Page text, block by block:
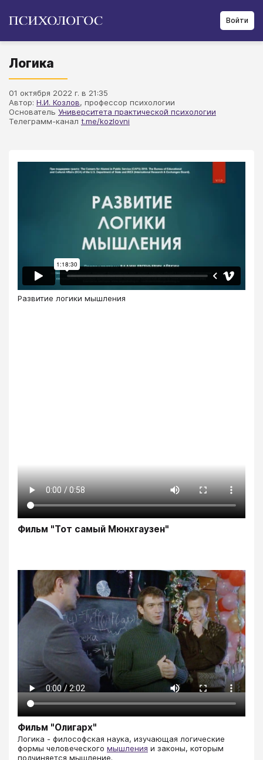
Войти
Логика
01 октября 2022 г. в 21:35
Автор: Н.И. Козлов, профессор психологии
Основатель Университета практической психологии
Телеграмм-канал t.me/kozlovni
Развитие логики мышления
Фильм "Тот самый Мюнхгаузен"
Фильм "Олигарх"
Логика - философская наука, изучающая логические
формы человеческого мышления и законы, которым
подчиняется мышление.